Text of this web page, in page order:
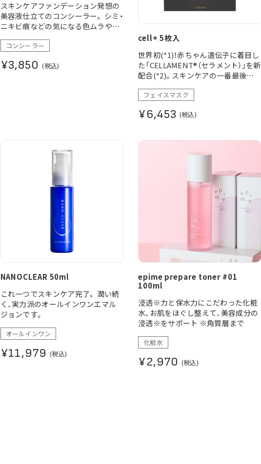
スキンケアファンデーション発想の
美容液仕立てのコンシーラー。 シミ・
ニキビ痕などの気になる色ムラや、
悩みが気になりやすい乾燥・粉浮き
悩み隠しを叶えます。
コンシーラー
¥3,850 (税込)
cell+ 5枚入
世界初(*1)！赤ちゃん遺伝子に着目し
た「CELLAMENT®（セラメント）」を新
配合(*2)。スキンケアの一番最後に
成分を角質層へ押し込む機能を底上
感”を叶える新発想(*3)のシートマス
チャーレース®に含侵させたシート
フェイスマスク
¥6,453 (税込)
NANOCLEAR 50ml
これ一つでスキンケア完了。 潤い続
く、実力派のオールインワンエマル
ジョンです。
オールインワン
¥11,979 (税込)
epime prepare toner #01
100ml
浸透※力と保水力にこだわった化粧
水、お肌をほぐし整えて、美容成分の
浸透※をサポート ※角質層まで
化粧水
¥2,970 (税込)